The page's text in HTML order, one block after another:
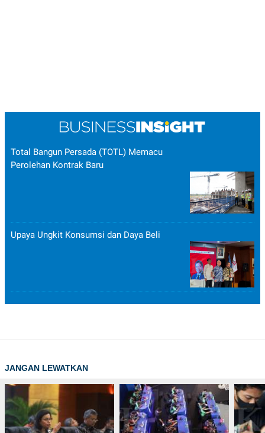
Total Bangun Persada (TOTL) Memacu
Perolehan Kontrak Baru
Upaya Ungkit Konsumsi dan Daya Beli
JANGAN LEWATKAN